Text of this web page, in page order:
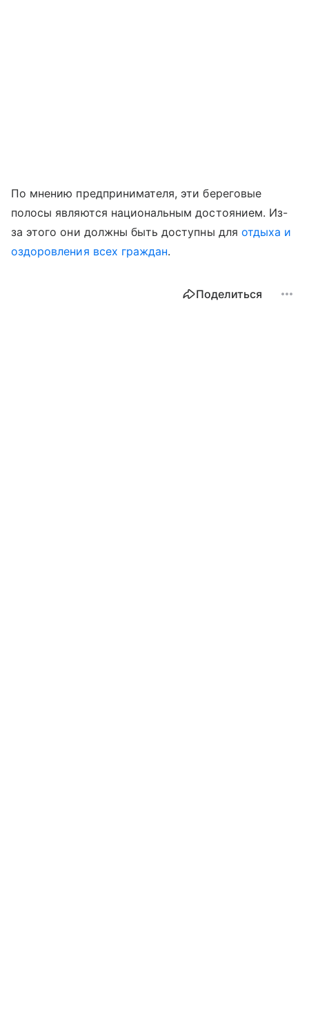
По мнению предпринимателя, эти береговые
полосы являются национальным достоянием. Из-
за этого они должны быть доступны для отдыха и
оздоровления всех граждан.
Поделиться